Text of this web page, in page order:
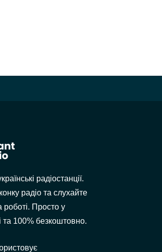
радіостанції.
радіо та слухайте
Просто у
та 100% безкоштовно.